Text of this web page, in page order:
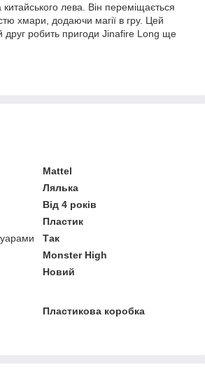
лева. Він переміщається
хмари, додаючи магії в гру. Цей
друг робить пригоди Jinafire Long ще
Mattel
Лялька
Від 4 років
Пластик
Так
Monster High
Новий
Пластикова коробка